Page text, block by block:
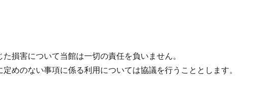
た損害について当館は一切の責任を負いません。
定めのない事項に係る利用については協議を行うこととします。